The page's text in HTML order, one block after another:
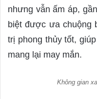
nhưng vẫn ấm áp,
biệt được ưa chuộng
trị phong thủy tốt,
mang lại may mắn.
Không gian